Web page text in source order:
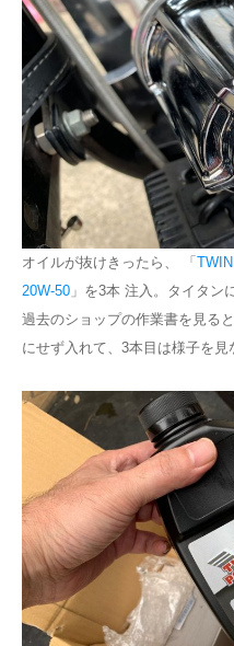
オイルが抜けきったら、 「
20W-50 」を3本 注入。タイタン
過去のショップの作業書を見る
にせず入れて、3本目は様子を見